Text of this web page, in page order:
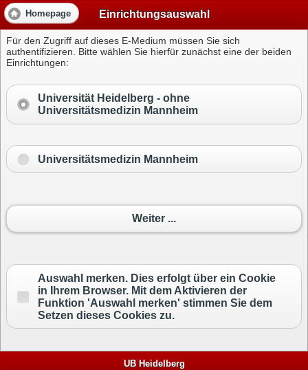
Homepage Einrichtungsauswahl
Für den Zugriff auf dieses E-Medium müssen Sie sich
authentifizieren. Bitte wählen Sie hierfür zunächst eine der beiden
Einrichtungen:
Universität Heidelberg - ohne
Universitätsmedizin Mannheim
Universitätsmedizin Mannheim
Weiter ...
Auswahl merken. Dies erfolgt über ein Cookie
in Ihrem Browser. Mit dem Aktivieren der
Funktion 'Auswahl merken' stimmen Sie dem
Setzen dieses Cookies zu.
UB Heidelberg